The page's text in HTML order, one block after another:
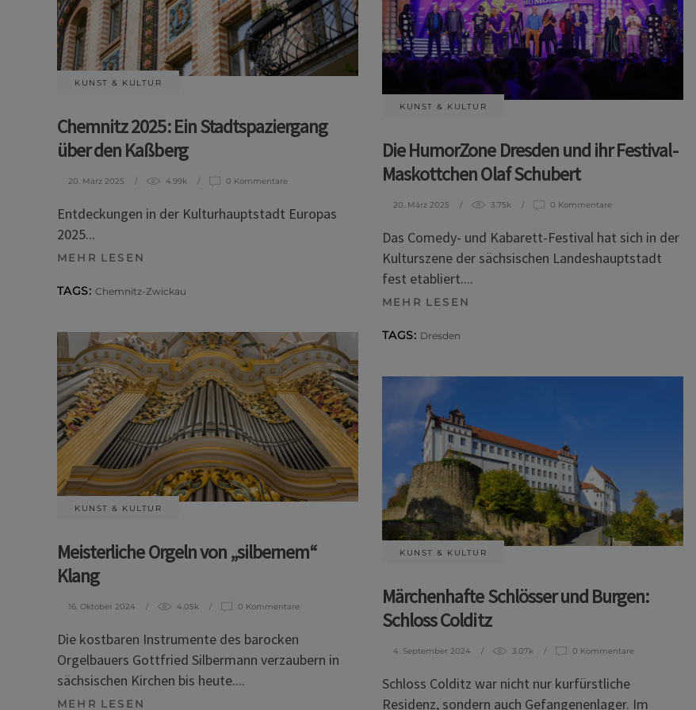
KUNST & KULTUR
Chemnitz 2025: Ein Stadtspaziergang
über den Kaßberg
20. März 2025 4.99k 0 Kommentare
Entdeckungen in der Kulturhauptstadt Europas
2025
MEHR LESEN
TAGS: Chemnitz-Zwickau
KUNST & KULTUR
Die HumorZone Dresden und ihr Festival-
Maskottchen Olaf Schubert
20. März 2025 3.75k 0 Kommentare
Das Comedy- und Kabarett-Festival hat sich in der
Kulturszene der sächsischen Landeshauptstadt
fest etabliert.
MEHR LESEN
TAGS: Dresden
KUNST & KULTUR
Meisterliche Orgeln von „silbernem“
Klang
16. Oktober 2024 4.05k 0 Kommentare
Die kostbaren Instrumente des barocken
Orgelbauers Gottfried Silbermann verzaubern in
sächsischen Kirchen bis heute.
MEHR LESEN
KUNST & KULTUR
Märchenhafte Schlösser und Burgen:
Schloss Colditz
4. September 2024 3.07k 0 Kommentare
Schloss Colditz war nicht nur kurfürstliche
Residenz, sondern auch Gefangenenlager. Im